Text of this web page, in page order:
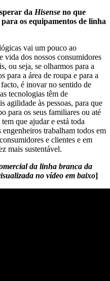
da Hisense no que
os equipamentos de linha
vai um pouco ao
vida dos nossos consumidores
ou seja, se olharmos para a
para a área de roupa e para a
é inovar no sentido de
tecnologias têm de
agilidade às pessoas, para que
para os seus familiares ou até
que ajudar e está toda
engenheiros trabalham todos em
e clientes e em
mais sustentável.
da linha branca da
no vídeo em baixo]